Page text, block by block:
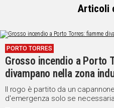
Articoli
PORTO TORRES
Grosso incendio a Porto
divampano nella zona
Il rogo è partito da un
d'emergenza solo se